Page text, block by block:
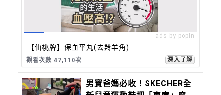
ads by popIn
【仙桃牌】保血平丸(去羚羊角)
觀看次數 47,110次 深入了解
男寶爸媽必收！SKECHER全